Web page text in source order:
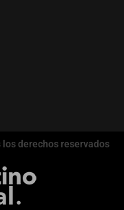
los derechos reservados